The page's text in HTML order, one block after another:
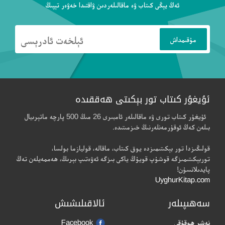
ئەڭ يېڭى كىتاب ۋە ماقالىلەردىن ۋاقتىدا خەۋەر تېپىڭ
ئۇيغۇر كىتاب تور بېكىتى ھەققىدە
ئۇيغۇر كىتاب تورى ۋە ماقالىلەر ئامبىرى 26 مىڭ 500 پارچە ماتېرىيال
بىلەن كەڭ ئوقۇرمەنلەرنىڭ خىزمىتىدە.
قولىڭىزدا تور بېكىتىمىزدە يوق كىتاب، ماقالە، قوليازما بولسا،
توربېكىتىمىزگە قوشۇپ قويۇڭ ياكى بىزگە ئەۋەتىپ بېرىڭ، ھەممەيلەن تەڭ
پايدىلانسۇن!
UyghurKitap.com
سەھىپىلەر
نەشر ھوقۇقى
ئالاقىلىشىش
Facebook